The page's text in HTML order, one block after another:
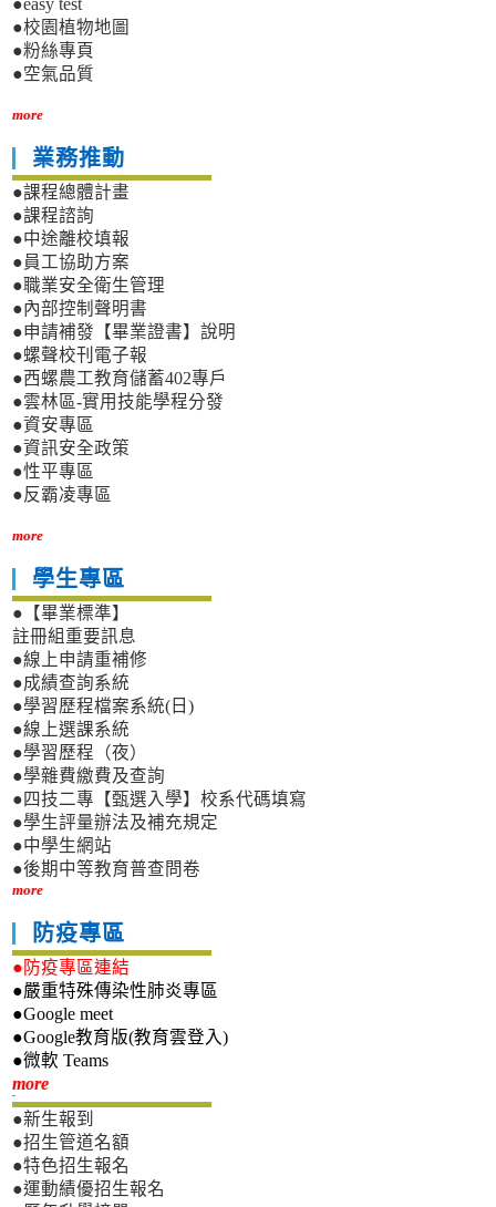
●easy test
●校園植物地圖
●粉絲專頁
●空氣品質
more
業務推動
●課程總體計畫
●課程諮詢
●中途離校填報
●員工協助方案
●職業安全衛生管理
●內部控制聲明書
●申請補發【畢業證書】說明
●螺聲校刊電子報
●西螺農工教育儲蓄402專戶
●雲林區-實用技能學程分發
●資安專區
●資訊安全政策
●性平專區
●反霸凌專區
more
學生專區
●【畢業標準】
註冊組重要訊息
●線上申請重補修
●成績查詢系統
●學習歷程檔案系統(日)
●線上選課系統
●學習歷程（夜）
●學雜費繳費及查詢
●四技二專【甄選入學】校系代碼填寫
●學生評量辦法及補充規定
●中學生網站
●後期中等教育普查問卷
more
防疫專區
●防疫專區連結
●嚴重特殊傳染性肺炎專區
●Google meet
●Google教育版(教育雲登入)
●微軟 Teams
more新生專區
●新生報到
●招生管道名額
●特色招生報名
●運動績優招生報名